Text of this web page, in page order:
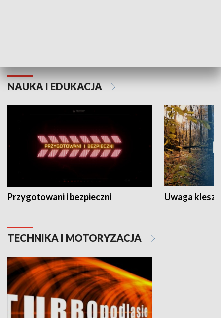
NAUKA I EDUKACJA
Przygotowani i bezpieczni Uwaga
TECHNIKA I MOTORYZACJA